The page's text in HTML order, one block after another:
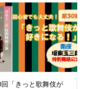
「きっと歌舞伎が